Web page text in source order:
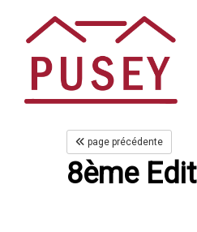
page précédente
8ème